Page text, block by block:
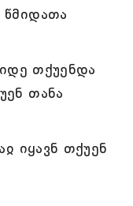
თქუენდა
თანა
იყავნ თქუენ